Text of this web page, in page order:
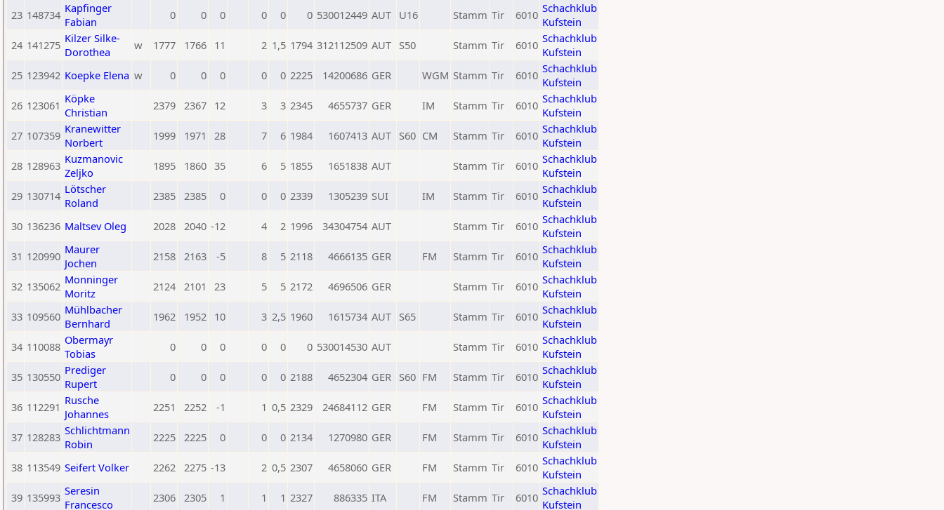
23 148734 Kapfinger
Fabian
0 0 0 0 0 0 530012449 AUT U16 Stamm Tir 6010 Schachklub
Kufstein
24 141275 Kilzer Silke-
Dorothea
w 1777 1766 11 2 1,5 1794 312112509 AUT S50 Stamm Tir 6010 Schachklub
Kufstein
25 123942 Koepke Elena w 0 0 0 0 0 2225 14200686 GER WGM Stamm Tir 6010 Schachklub
Kufstein
26 123061 Köpke
Christian
2379 2367 12 3 3 2345 4655737 GER IM Stamm Tir 6010 Schachklub
Kufstein
27 107359 Kranewitter
Norbert
1999 1971 28 7 6 1984 1607413 AUT S60 CM Stamm Tir 6010 Schachklub
Kufstein
28 128963 Kuzmanovic
Zeljko
1895 1860 35 6 5 1855 1651838 AUT Stamm Tir 6010 Schachklub
Kufstein
29 130714 Lötscher
Roland
2385 2385 0 0 0 2339 1305239 SUI IM Stamm Tir 6010 Schachklub
Kufstein
30 136236 Maltsev Oleg 2028 2040 -12 4 2 1996 34304754 AUT Stamm Tir 6010 Schachklub
Kufstein
31 120990 Maurer
Jochen
2158 2163 -5 8 5 2118 4666135 GER FM Stamm Tir 6010 Schachklub
Kufstein
32 135062 Monninger
Moritz
2124 2101 23 5 5 2172 4696506 GER Stamm Tir 6010 Schachklub
Kufstein
33 109560 Mühlbacher
Bernhard
1962 1952 10 3 2,5 1960 1615734 AUT S65 Stamm Tir 6010 Schachklub
Kufstein
34 110088 Obermayr
Tobias
0 0 0 0 0 0 530014530 AUT Stamm Tir 6010 Schachklub
Kufstein
35 130550 Prediger
Rupert
0 0 0 0 0 2188 4652304 GER S60 FM Stamm Tir 6010 Schachklub
Kufstein
36 112291 Rusche
Johannes
2251 2252 -1 1 0,5 2329 24684112 GER FM Stamm Tir 6010 Schachklub
Kufstein
37 128283 Schlichtmann
Robin
2225 2225 0 0 0 2134 1270980 GER FM Stamm Tir 6010 Schachklub
Kufstein
38 113549 Seifert Volker 2262 2275 -13 2 0,5 2307 4658060 GER FM Stamm Tir 6010 Schachklub
Kufstein
39 135993 Seresin
Francesco
2306 2305 1 1 1 2327 886335 ITA FM Stamm Tir 6010 Schachklub
Kufstein